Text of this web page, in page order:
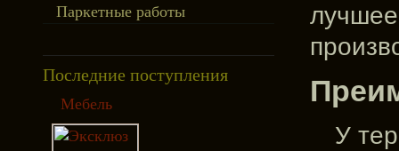
Паркетные работы
Последние поступления
Мебель
У